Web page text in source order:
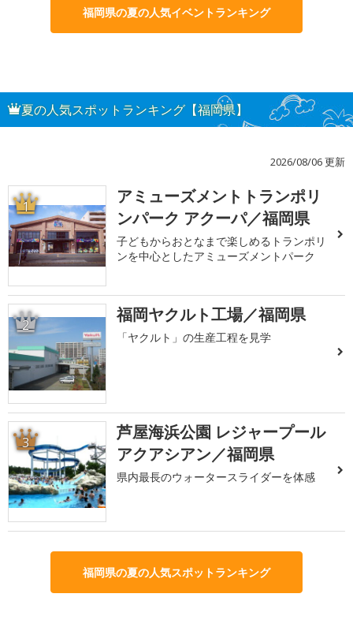
福岡県の夏の人気イベントランキング
夏の人気スポットランキング【福岡県】
2026/08/06 更新
1
アミューズメントトランポリ
ンパーク アクーパ／福岡県
子どもからおとなまで楽しめるトランポリ
ンを中心としたアミューズメントパーク
2 福岡ヤクルト工場／福岡県
「ヤクルト」の生産工程を見学
3
芦屋海浜公園 レジャープール
アクアシアン／福岡県
県内最長のウォータースライダーを体感
福岡県の夏の人気スポットランキング